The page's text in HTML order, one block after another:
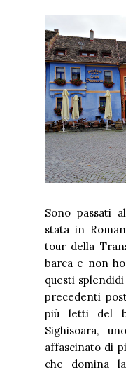
Sono passati
stata in
tour della
barca e non
questi
precedenti
più letti del
Sighisoara,
affascinato di
che domina